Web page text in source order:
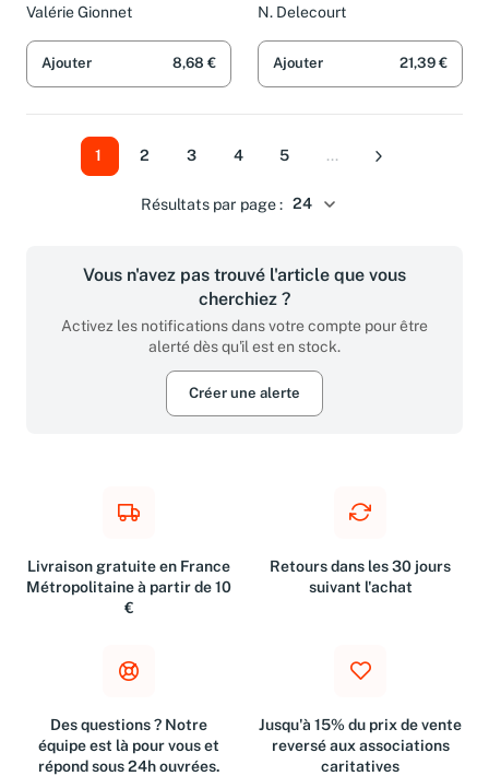
Valérie Gionnet
Ajouter 8,68 €
expressions juridiques
indispensables pour
défendre vos droits,
numéro 120, 1ère éd
N. Delecourt
Ajouter 21,39 €
Résultats par page :
1 2 3 4 5 ... Suivant
Vous n'avez pas trouvé l'article que vous
cherchiez ?
Activez les notifications dans votre compte pour être
alerté dès qu'il est en stock.
Créer une alerte
Livraison gratuite en France
Métropolitaine à partir de 10
€
Retours dans les 30 jours
suivant l'achat
Des questions ? Notre
équipe est là pour vous et
répond sous 24h ouvrées.
Jusqu'à 15% du prix de vente
reversé aux associations
caritatives